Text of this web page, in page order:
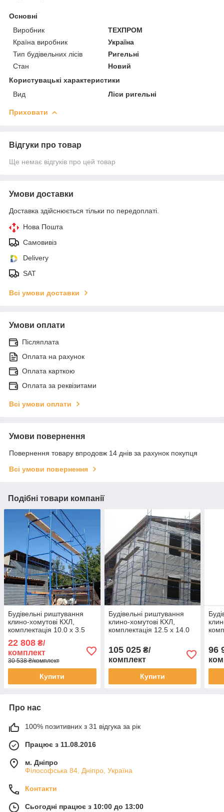
Основні
Виробник
ТЕХПРОМ
Країна виробник
Україна
Тип будівельних лісів
Ригельні
Стан
Новий
Користувацькi характеристики
Вид
Ліси ригельні
Приховати
Відгуки про товар
Ще немає відгуків про цей товар
Умови доставки
Доставка здійснюється тільки по передоплаті.
Нова Пошта
Самовивіз
Delivery
SAT
Всі умови доставки
Умови оплати
Післяплата
Оплата на рахунок
Оплата карткою
Оплата за реквізитами
Всі умови оплати
Умови повернення
Повернення товару впродовж 14 днів за рахунок покупця
Всі умови повернення
Подібні товари компанії
Будівельні риштування
клино-хомутові КХЛ,
комплектація 10.0 х 3.5
(м)
22 808 ₴/
комплект
30 538 ₴/комплект
Купити
Будівельні риштування
клино-хомутові КХЛ,
комплектація 12.5 х 14.0
105 025₴/
комплект
Купити
96
Про нас
100% позитивних з 31 відгука за рік
Працює з 11.08.2016
м. Дніпро
Філософська 84, Дніпро, Україна
Контакти
Сьогодні працює з 10:00 до 13:00